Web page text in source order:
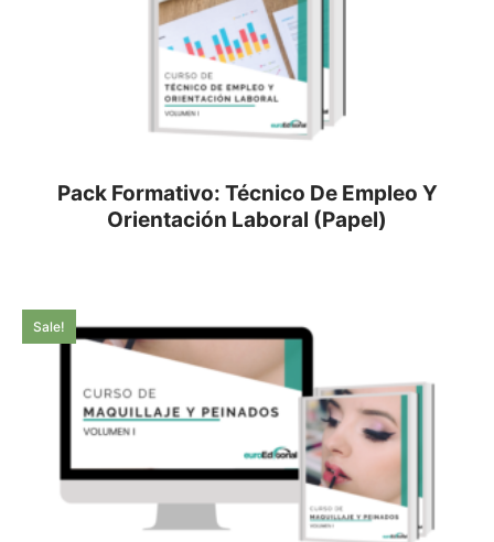
Pack Formativo: Técnico De Empleo Y
Orientación Laboral (Papel)
Sale!